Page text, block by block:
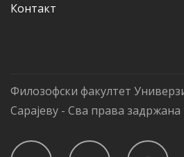
Контакт
Филозофски факултет
Сарајеву - Сва права задржана